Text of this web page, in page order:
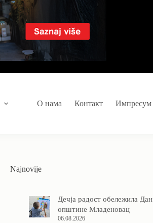
О нама Контакт Импресум
Najnovije
Дечја радост обележила Дан
општине Младеновац
06.08.2026